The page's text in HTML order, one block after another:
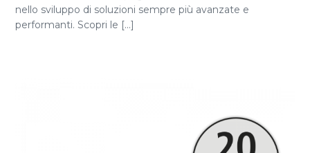
nello sviluppo di soluzioni sempre più avanzate e
performanti. Scopri le [...]